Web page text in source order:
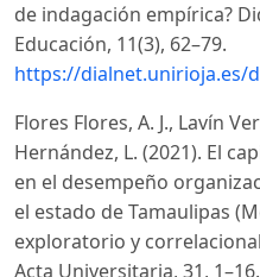
de indagación empírica?
Educación, 11(3), 62–79.
https://dialnet.unirioja.es/
Flores Flores, A. J., Lavín
Hernández, L. (2021). El
en el desempeño
el estado de Tamaulipas
exploratorio y
Acta Universitaria, 31, 1–16.